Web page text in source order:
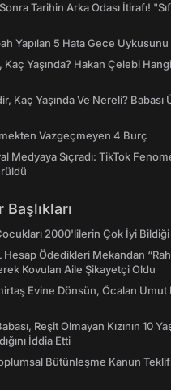
Tarihin Arka Odası İtirafı!
Yapılan 5 Hata Gece
Yaşında? Hakan Çelebi
Kaç Yaşında Ve Nereli? Babası
Vazgeçmeyen 4 Burç
Medyaya Sıçradı: TikTok
2000'lilerin Çok İyi
Hesap Ödedikleri Mekandan
Kovulan Aile Şikayetçi Oldu
Evine Dönsün, Öcalan Umut
Reşit Olmayan Kızının 10
İddia Etti
Bütünleşme Kanun